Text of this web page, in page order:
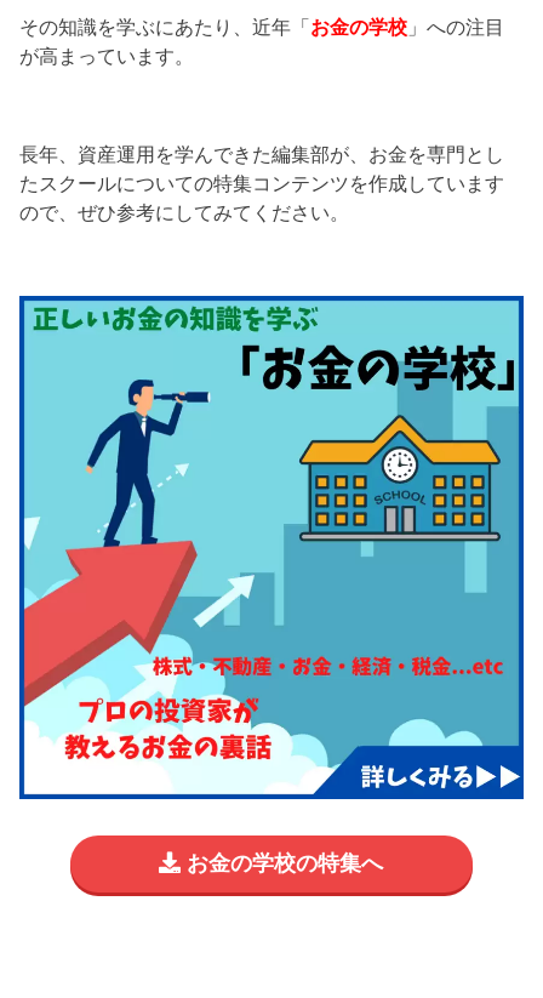
その知識を学ぶにあたり、近年「お金の学校 」への注目
が高まっています。
長年、資産運用を学んできた編集部が、お金を専門とし
たスクールについての特集コンテンツを作成しています
ので、ぜひ参考にしてみてください。
お金の学校の特集へ